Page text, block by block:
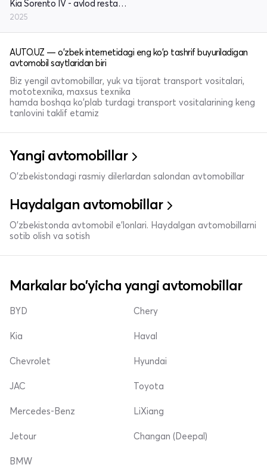
Kia Sorento IV - avlod restayling
2025
AUTO.UZ — o'zbek internetidagi eng ko'p tashrif buyuriladigan
avtomobil saytlaridan biri
Biz yengil avtomobillar, yuk va tijorat transport vositalari,
mototexnika, maxsus texnika
hamda boshqa ko'plab turdagi transport vositalarining keng
tanlovini taklif etamiz
Yangi avtomobillar
O'zbekistondagi rasmiy dilerlardan salondan avtomobillar
Haydalgan avtomobillar
O'zbekistonda avtomobil e’lonlari. Haydalgan avtomobillarni
sotib olish va sotish
Markalar bo'yicha yangi avtomobillar
BYD
Kia
Chevrolet
Chery
Haval
Hyundai
JAC
Mercedes-Benz
Jetour
Toyota
LiXiang
Changan (Deepal)
BMW